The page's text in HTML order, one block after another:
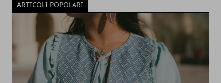
ARTICOLI POPOLARI